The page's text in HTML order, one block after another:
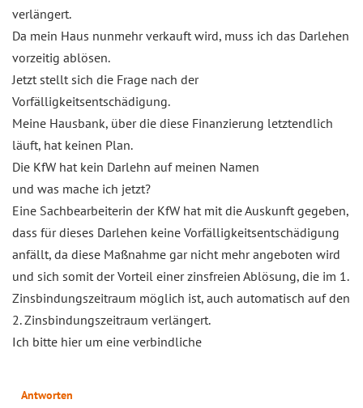
verlängert.
Da mein Haus nunmehr verkauft wird, muss ich das Darlehen
vorzeitig ablösen.
Jetzt stellt sich die Frage nach der
Vorfälligkeitsentschädigung.
Meine Hausbank, über die diese Finanzierung letztendlich
läuft, hat keinen Plan.
Die KfW hat kein Darlehn auf meinen Namen
und was mache ich jetzt?
Eine Sachbearbeiterin der KfW hat mit die Auskunft gegeben,
dass für dieses Darlehen keine Vorfälligkeitsentschädigung
anfällt, da diese Maßnahme gar nicht mehr angeboten wird
und sich somit der Vorteil einer zinsfreien Ablösung, die im 1.
Zinsbindungszeitraum möglich ist, auch automatisch auf den
2. Zinsbindungszeitraum verlängert.
Ich bitte hier um eine verbindliche
Antworten